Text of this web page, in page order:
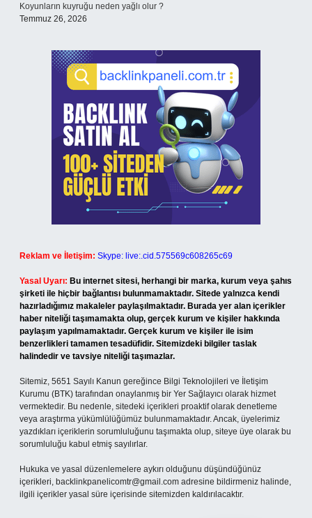
Koyunların kuyruğu neden yağlı olur ?
Temmuz 26, 2026
Reklam ve İletişim: Skype: live:.cid.575569c608265c69
Yasal Uyarı: Bu internet sitesi, herhangi bir marka, kurum veya şahıs
şirketi ile hiçbir bağlantısı bulunmamaktadır. Sitede yalnızca kendi
hazırladığımız makaleler paylaşılmaktadır. Burada yer alan içerikler
haber niteliği taşımamakta olup, gerçek kurum ve kişiler hakkında
paylaşım yapılmamaktadır. Gerçek kurum ve kişiler ile isim
benzerlikleri tamamen tesadüfidir. Sitemizdeki bilgiler taslak
halindedir ve tavsiye niteliği taşımazlar.
Sitemiz, 5651 Sayılı Kanun gereğince Bilgi Teknolojileri ve İletişim
Kurumu (BTK) tarafından onaylanmış bir Yer Sağlayıcı olarak hizmet
vermektedir. Bu nedenle, sitedeki içerikleri proaktif olarak denetleme
veya araştırma yükümlülüğümüz bulunmamaktadır. Ancak, üyelerimiz
yazdıkları içeriklerin sorumluluğunu taşımakta olup, siteye üye olarak bu
sorumluluğu kabul etmiş sayılırlar.
Hukuka ve yasal düzenlemelere aykırı olduğunu düşündüğünüz
içerikleri, backlinkpanelicomtr@gmail.com adresine bildirmeniz halinde,
ilgili içerikler yasal süre içerisinde sitemizden kaldırılacaktır.